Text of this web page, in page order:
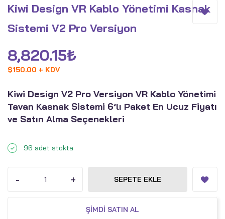
Kiwi Design VR Kablo Yönetimi Kasnak
Sistemi V2 Pro Versiyon
8,820.15₺
$150.00 + KDV
Kiwi Design V2 Pro Versiyon VR Kablo Yönetimi
Tavan Kasnak Sistemi 6’lı Paket En Ucuz Fiyatı
ve Satın Alma Seçenekleri
96 adet stokta
- + SEPETE EKLE
ŞIMDI SATIN AL